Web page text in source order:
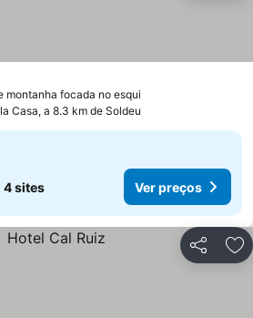
montanha focada no esqui
Casa, a 8.3 km de Soldeu
4 sites Ver preços
Partilhar